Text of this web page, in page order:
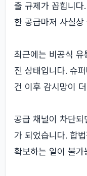
출 규제가 꼽힙니
한 공급마저 사실상
최근에는 비공식 유
진 상태입니다. 슈
건 이후 감시망이
공급 채널이 차단되
가 되었습니다. 합
확보하는 일이 불가